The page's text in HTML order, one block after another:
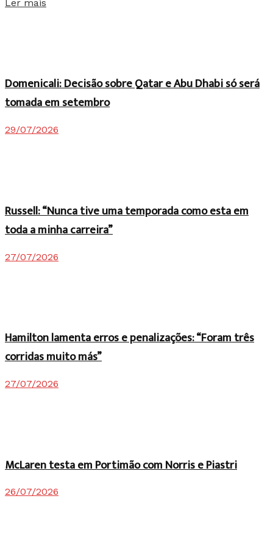
Ler mais
Domenicali: Decisão sobre Qatar e Abu Dhabi só será
tomada em setembro
29/07/2026
Russell: “Nunca tive uma temporada como esta em
toda a minha carreira”
27/07/2026
Hamilton lamenta erros e penalizações: “Foram três
corridas muito más”
27/07/2026
McLaren testa em Portimão com Norris e Piastri
26/07/2026